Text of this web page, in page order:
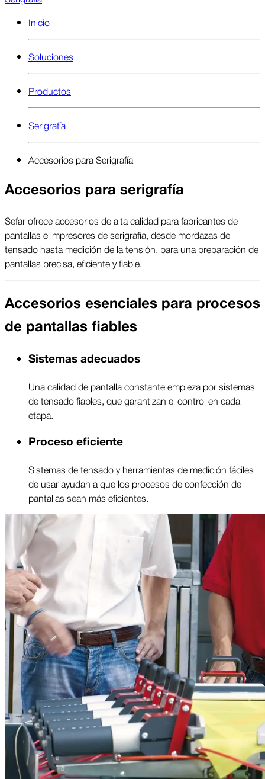
Inicio
Soluciones
Productos
Serigrafía
Accesorios para Serigrafía
Accesorios para serigrafía
Sefar ofrece accesorios de alta calidad para fabricantes de
pantallas e impresores de serigrafía, desde mordazas de
tensado hasta medición de la tensión, para una preparación de
pantallas precisa, eficiente y fiable.
Accesorios esenciales para procesos
de pantallas fiables
Sistemas adecuados
Una calidad de pantalla constante empieza por sistemas
de tensado fiables, que garantizan el control en cada
etapa.
Proceso eficiente
Sistemas de tensado y herramientas de medición fáciles
de usar ayudan a que los procesos de confección de
pantallas sean más eficientes.